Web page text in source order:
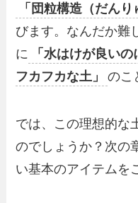
「団粒構造（だんり
びます。なんだか難
に
「水はけが良い
フカフカな土」
のこ
では、この理想的な
のでしょうか？次の
い基本のアイテムを